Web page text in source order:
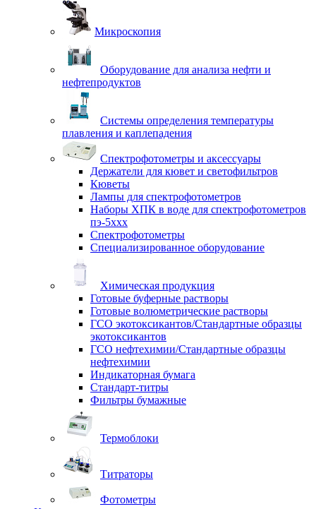
Микроскопия
Оборудование для анализа нефти и
нефтепродуктов
Системы определения температуры
плавления и каплепадения
Спектрофотометры и аксессуары
Держатели для кювет и светофильтров
Кюветы
Лампы для спектрофотометров
Наборы ХПК в воде для спектрофотометров
пэ-5ххх
Спектрофотометры
Специализированное оборудование
Химическая продукция
Готовые буферные растворы
Готовые волюметрические растворы
ГСО экотоксикантов/Стандартные образцы
экотоксикантов
ГСО нефтехимии/Стандартные образцы
нефтехимии
Индикаторная бумага
Стандарт-титры
Фильтры бумажные
Термоблоки
Титраторы
Фотометры